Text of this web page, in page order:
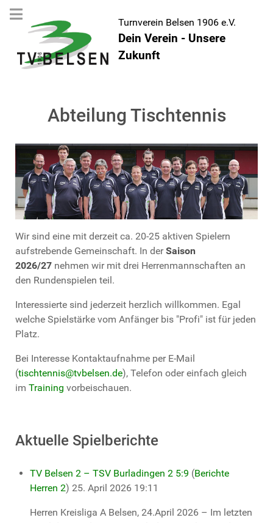
Turnverein Belsen 1906 e.V.
Dein Verein - Unsere
Zukunft
Abteilung Tischtennis
Wir sind eine mit derzeit ca. 20-25 aktiven Spielern
aufstrebende Gemeinschaft. In derSaison
2026/27 nehmen wir mit drei Herrenmannschaften an
den Rundenspielen teil.
Interessierte sind jederzeit herzlich willkommen. Egal
welche Spielstärke vom Anfänger bis "Profi" ist für jeden
Platz.
Bei Interesse Kontaktaufnahme per E-Mail
(tischtennis@tvbelsen.de), Telefon oder einfach gleich
im Training vorbeischauen.
Aktuelle Spielberichte
TV Belsen 2 – TSV Burladingen 2 5:9 (Berichte
Herren 2) 25. April 2026 19:11
Herren Kreisliga A Belsen, 24.April 2026 – Im letzten